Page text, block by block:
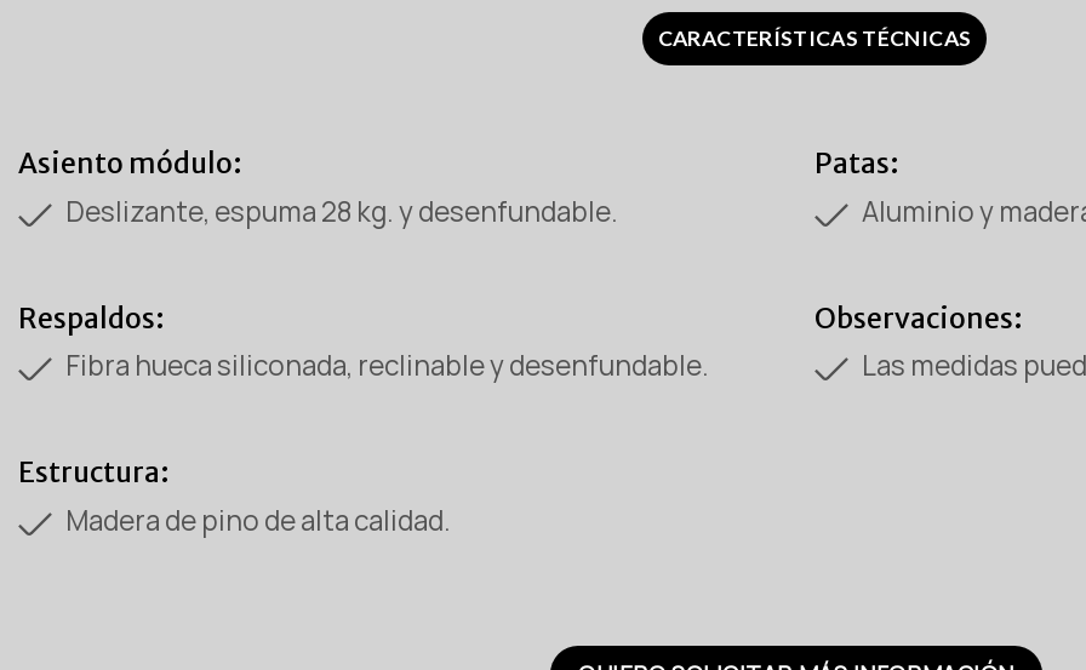
CARACTERÍSTICAS TÉCNICAS
Asiento módulo:
Deslizante, espuma 28 kg. y desenfundable.
Respaldos:
Fibra hueca siliconada, reclinable y desenfundable.
Estructura:
Madera de pino de alta calidad.
Patas:
Aluminio y
Observaciones:
Las medidas